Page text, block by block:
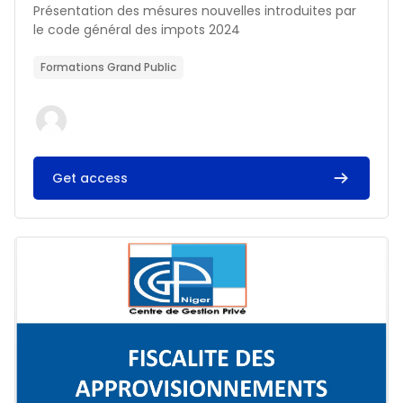
Résumé du cours :
Présentation des mésures nouvelles introduites par
le code général des impots 2024
Formations Grand Public
Get access
Image du cours FISCALITE DES APPROVISIONNEMENTS